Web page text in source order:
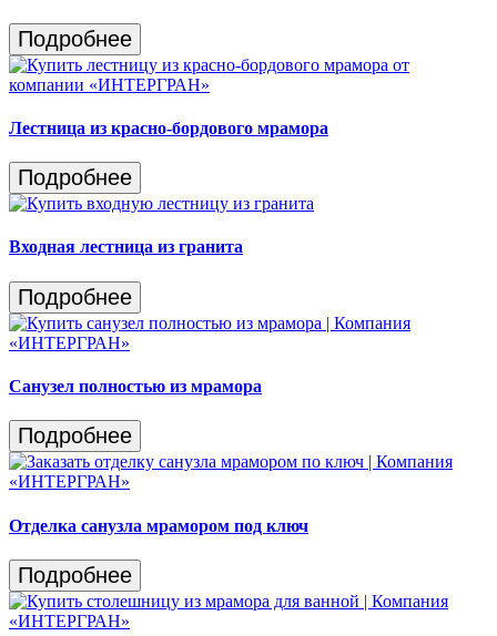
Подробнее
Лестница из красно-бордового мрамора
Подробнее
Входная лестница из гранита
Подробнее
Санузел полностью из мрамора
Подробнее
Отделка санузла мрамором под ключ
Подробнее